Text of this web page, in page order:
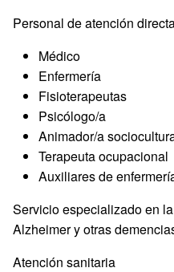
Personal de atención
Médico
Enfermería
Fisioterapeutas
Psicólogo/a
Animador/a
Terapeuta ocupacional
Auxiliares de
Servicio especializado en
Alzheimer y otras
Atención sanitaria